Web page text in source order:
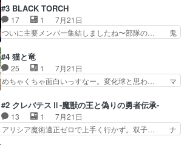
芽吹く百合の花。ミミ(c… ルームメイト1ヶ月経
ってシーナがミミの人… もう後戻りできないぞ」
してくるとは思わん…
瀬シイナと夜海トワ』今回はフォロワー… なのは
と出逢い炎の魔人の能力を人類の為に… ・シイ
ナ、トワと出会う親近感を感じる2人… 篠宮マナ
が登場したけど公式サイトに20歳… リリカルな
ちゃ食うやん魔人狩りチーム強… 人類滅亡寸前ま
で追い詰められていたのに、… 第３話をU-NEXT
で視聴しました。視聴…
#3 BLACK TORCH
17 1
7月21日
ついに主要メンバー集結しましたね〜部隊の… 鬼
描いたようなチョロインだったな。下半… 前回か
ら引き続いてじいさんとの決別の冒頭… あっちは
呪霊でこっちは物怪。忍者っぽいア… 護衛対象と
なる弐郎を連れて隠密局へ、彼の… →現状展開が
た弐郎は鬼子母神一華の護衛… 護衛はお尻一華、
ここは定番やっぱ物の怪の… ①敵は会話してる最
中の同乗者を物音一つ発…
#4 猫と竜
25 1
7月21日
めちゃくちゃ面白いっすなー。変化球と思わ… マ
代もの猫たちの誕生と成長を見守る猫竜… 前回猫
たちで熊退治をしていた中の一匹の猫… と思って
みにいったらクロバネのCV.速水… 「おじちゃん
は身内に甘い」で、いきなり笑… ガチで素晴らし
#2 クレバテスⅡ-魔獣の王と偽りの勇者伝承-
13 1
7月21日
アリシア魔術適正ゼロで上手く行かず。双子… ナ